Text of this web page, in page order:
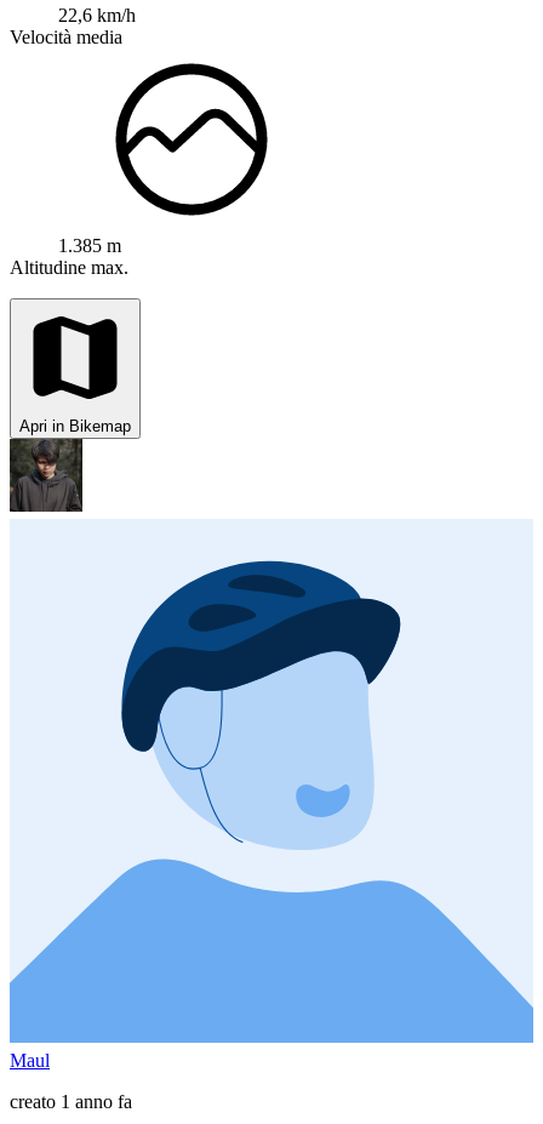
22,6 km/h
Velocità media
1.385 m
Altitudine max.
Apri in Bikemap
Maul
creato 1 anno fa